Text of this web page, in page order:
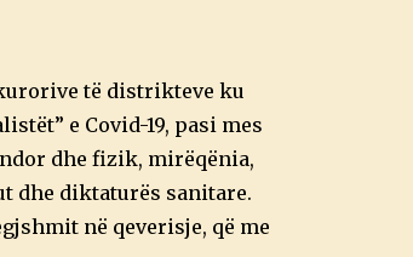
të distrikteve ku
e Covid-19, pasi mes
dhe fizik, mirëqënia,
dhe diktaturës sanitare.
në qeverisje, që me